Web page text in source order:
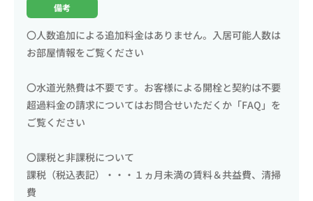
備考
〇人数追加による追加料金はありません。入居可能人数は
お部屋情報をご覧ください
〇水道光熱費は不要です。お客様による開栓と契約は不要
超過料金の請求についてはお問合せいただくか「FAQ」を
ご覧ください
〇課税と非課税について
課税（税込表記）・・・１ヵ月未満の賃料＆共益費、清掃
費